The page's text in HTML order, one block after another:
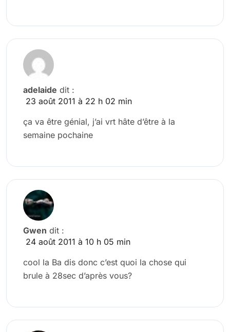
adelaide dit :
23 août 2011 à 22 h 02 min
ça va être génial, j’ai vrt hâte d’être à la
semaine pochaine
Gwen dit :
24 août 2011 à 10 h 05 min
cool la Ba dis donc c’est quoi la chose qui
brule à 28sec d’après vous?